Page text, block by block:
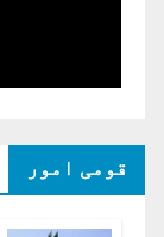
قومی امور